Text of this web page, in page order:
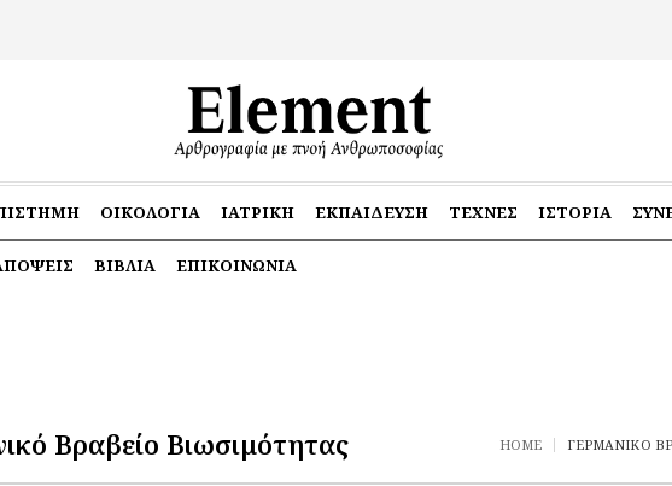
ΟΙΚΟΛΟΓΊΑ ΙΑΤΡΙΚΉ ΕΚΠΑΊΔΕΥΣΗ ΤΈΧΝΕΣ ΙΣΤΟΡΊΑ
ΒΙΒΛΊΑ ΕΠΙΚΟΙΝΩΝΊΑ
Βραβείο Βιωσιμότητας HOME ΓΕΡΜΑΝΙΚΌ